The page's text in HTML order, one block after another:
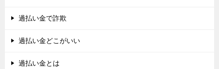
過払い金で詐欺
過払い金どこがいい
過払い金とは